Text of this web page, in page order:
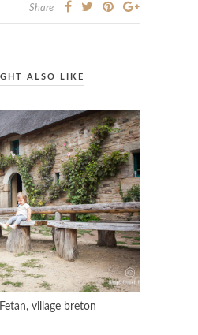
Share
ALSO LIKE
village breton